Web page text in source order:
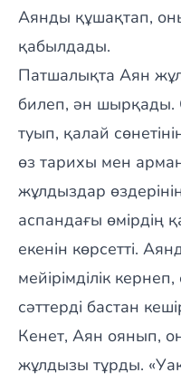
Аянды құшақтап,
қабылдады.
Патшалықта Аян
билеп, ән
туып, қалай
өз тарихы мен
жұлдыздар
аспандағы өмірдің
екенін көрсетті.
мейірімділік
сәттерді бастан
Кенет, Аян оянып,
жұлдызы тұрды.